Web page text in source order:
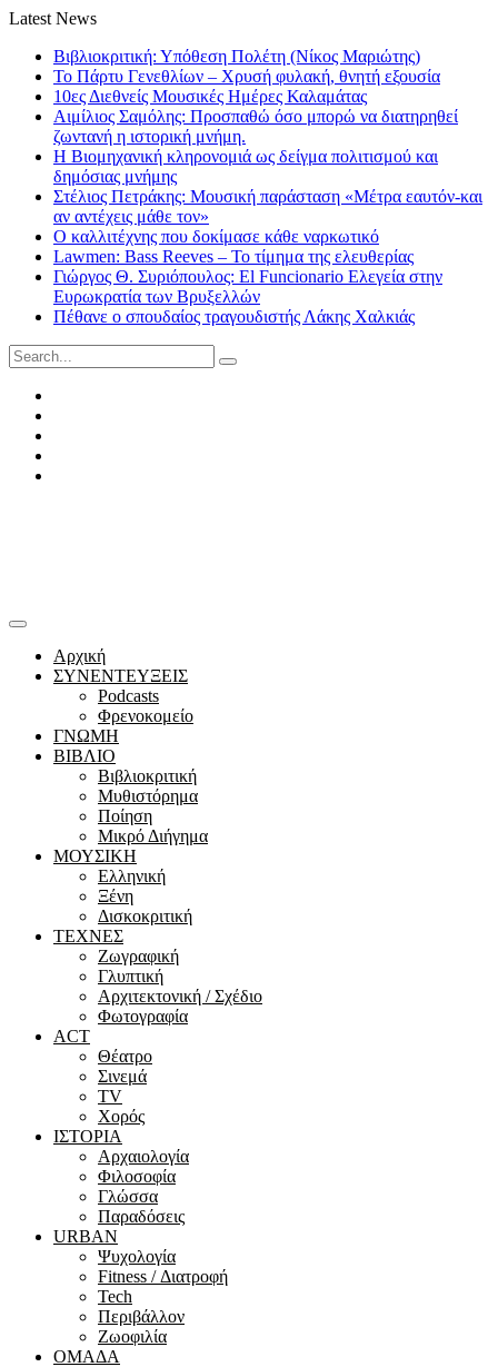
Latest News
Βιβλιοκριτική: Υπόθεση Πολέτη (Νίκος Μαριώτης)
Το Πάρτυ Γενεθλίων – Χρυσή φυλακή, θνητή εξουσία
10ες Διεθνείς Μουσικές Ημέρες Καλαμάτας
Αιμίλιος Σαμόλης: Προσπαθώ όσο μπορώ να διατηρηθεί
ζωντανή η ιστορική μνήμη.
Η Βιομηχανική κληρονομιά ως δείγμα πολιτισμού και
δημόσιας μνήμης
Στέλιος Πετράκης: Μουσική παράσταση «Μέτρα εαυτόν-και
αν αντέχεις μάθε τον»
Ο καλλιτέχνης που δοκίμασε κάθε ναρκωτικό
Lawmen: Bass Reeves – Το τίμημα της ελευθερίας
Γιώργος Θ. Συριόπουλος: El Funcionario Ελεγεία στην
Ευρωκρατία των Βρυξελλών
Πέθανε ο σπουδαίος τραγουδιστής Λάκης Χαλκιάς
Search
for:
Αρχική
ΣΥΝΕΝΤΕΥΞΕΙΣ
Podcasts
Φρενοκομείο
ΓΝΩΜΗ
ΒΙΒΛΙΟ
Βιβλιοκριτική
Μυθιστόρημα
Ποίηση
Μικρό Διήγημα
ΜΟΥΣΙΚΗ
Ελληνική
Ξένη
Δισκοκριτική
ΤΕΧΝΕΣ
Ζωγραφική
Γλυπτική
Αρχιτεκτονική / Σχέδιο
Φωτογραφία
ACT
Θέατρο
Σινεμά
ΤV
Χορός
ΙΣΤΟΡΙΑ
Αρχαιολογία
Φιλοσοφία
Γλώσσα
Παραδόσεις
URBAN
Ψυχολογία
Fitness / Διατροφή
Tech
Περιβάλλον
Ζωοφιλία
ΟΜΑΔΑ